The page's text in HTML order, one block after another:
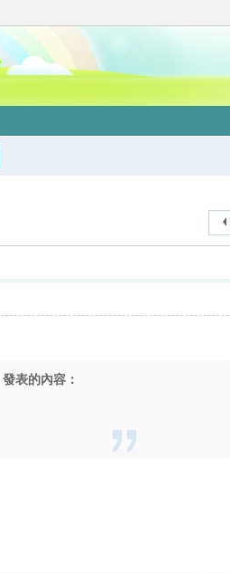
發表的內容：